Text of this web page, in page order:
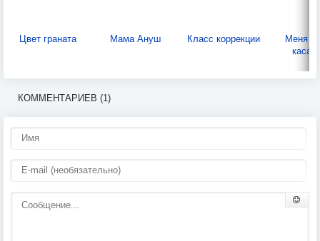
Цвет граната Мама Ануш Класс коррекции
Меня
КОММЕНТАРИЕВ (1)